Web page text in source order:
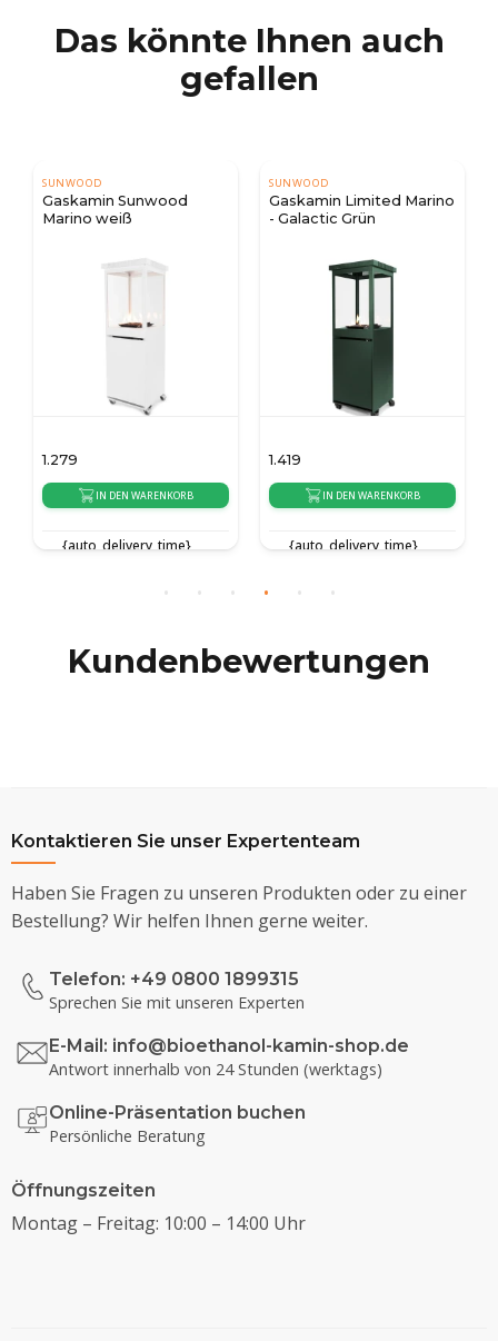
Das könnte Ihnen auch
gefallen
SUNWOOD
Gaskamin Sunwood
Marino weiß
1.279
IN DEN WARENKORB
{auto_delivery_time}
SUNWOOD
Gaskamin Limited Marino
- Galactic Grün
1.419
IN DEN WARENKORB
{auto_delivery_time}
Kundenbewertungen
Kontaktieren Sie unser Expertenteam
Haben Sie Fragen zu unseren Produkten oder zu einer
Bestellung? Wir helfen Ihnen gerne weiter.
Telefon: +49 0800 1899315
Sprechen Sie mit unseren Experten
E-Mail: info@bioethanol-kamin-shop.de
Antwort innerhalb von 24 Stunden (werktags)
Online-Präsentation buchen
Persönliche Beratung
Öffnungszeiten
Montag – Freitag: 10:00 – 14:00 Uhr